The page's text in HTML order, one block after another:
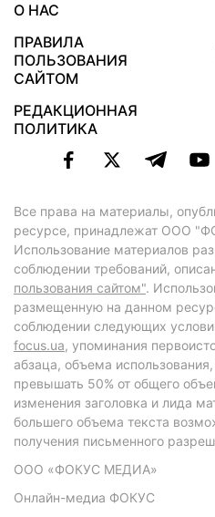
О НАС
ПРАВИЛА
ПОЛЬЗОВАНИЯ
САЙТОМ
РЕДАКЦИОННАЯ
ПОЛИТИКА
Все права на материалы,
ресурсе, принадлежат ООО
Использование материалов
соблюдении требований,
пользования сайтом".
размещенную на данном
соблюдении следующих
focus.ua, упоминания
абзаца, объема
превышать 50% от общего
изменения заголовка и лида
большего объема текста
получения письменного
ООО «ФОКУС МЕДИА»
Онлайн-медиа ФОКУС